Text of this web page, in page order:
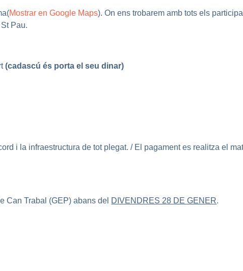
Mostrar en Google Maps). On ens trobarem amb tots els
Pau.
(cadascú és porta el seu dinar)
i la infraestructura de tot plegat. / El pagament es realitza el
Can Trabal (GEP) abans del DIVENDRES 28 DE GENER.